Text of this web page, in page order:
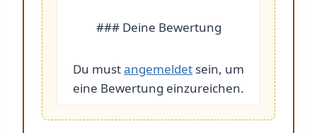
### Deine Bewertung
Du mustangemeldet sein, um
eine Bewertung einzureichen.